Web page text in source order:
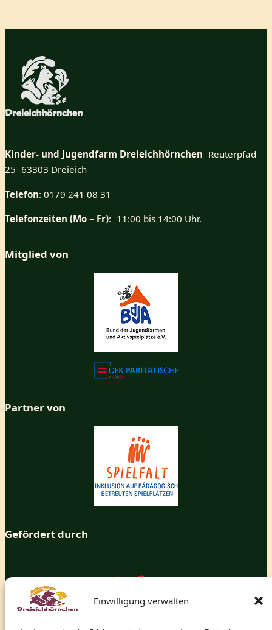
Einwilligung verwalten
Kinder- und Jugendfarm Dreieichhörnchen Reuterpfad
25 63303 Dreieich
Telefon: 0179 241 08 31
Telefonzeiten (Mo – Fr): 11:00 bis 14:00 Uhr.
Mitglied von
Partner von
Gefördert durch